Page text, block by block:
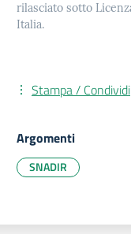
rilasciato sotto
Italia.
Stampa / Condividi
Argomenti
SNADIR